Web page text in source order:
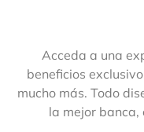
Acceda a una
beneficios
mucho más. Todo
la mejor banca,